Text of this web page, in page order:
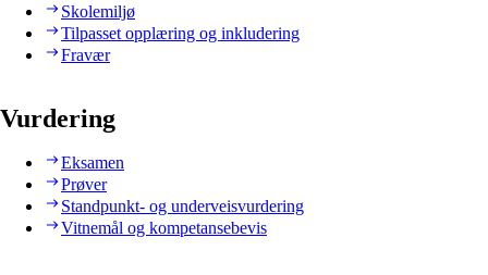
Skolemiljø
Tilpasset opplæring og inkludering
Fravær
Vurdering
Eksamen
Prøver
Standpunkt- og underveisvurdering
Vitnemål og kompetansebevis